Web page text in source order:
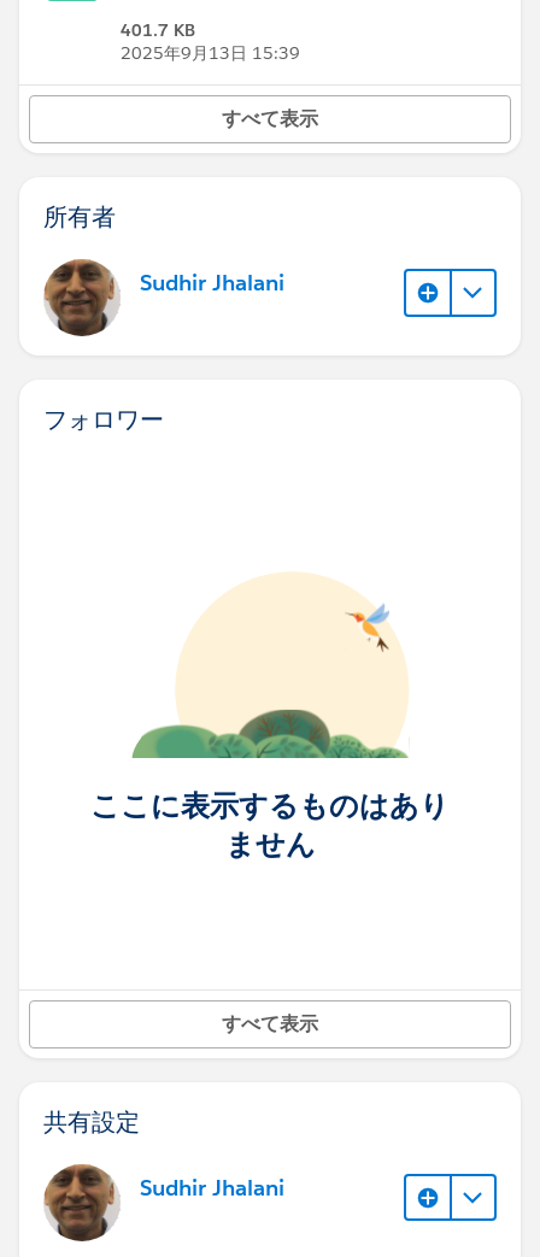
401.7 KB
2025年9月13日 15:39
すべて表示
所有者
Sudhir Jhalani
フォロワー
ここに表示するものはあり
ません
すべて表示
共有設定
Sudhir Jhalani